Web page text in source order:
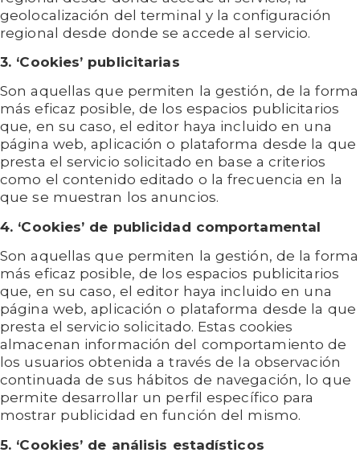
geolocalización del terminal y la configuración
regional desde donde se accede al servicio.
3. ‘Cookies’ publicitarias
Son aquellas que permiten la gestión, de la forma
más eficaz posible, de los espacios publicitarios
que, en su caso, el editor haya incluido en una
página web, aplicación o plataforma desde la que
presta el servicio solicitado en base a criterios
como el contenido editado o la frecuencia en la
que se muestran los anuncios.
4. ‘Cookies’ de publicidad comportamental
Son aquellas que permiten la gestión, de la forma
más eficaz posible, de los espacios publicitarios
que, en su caso, el editor haya incluido en una
página web, aplicación o plataforma desde la que
presta el servicio solicitado. Estas cookies
almacenan información del comportamiento de
los usuarios obtenida a través de la observación
continuada de sus hábitos de navegación, lo que
permite desarrollar un perfil específico para
mostrar publicidad en función del mismo.
5. ‘Cookies’ de análisis estadísticos